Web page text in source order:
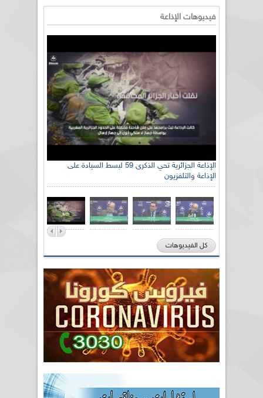
فيديوهات الإذاعة
الإذاعة الجزائرية تحي الذكرى 59 لبسط السيادة على
الإذاعة والتلفزيون
كل الفيديوهات